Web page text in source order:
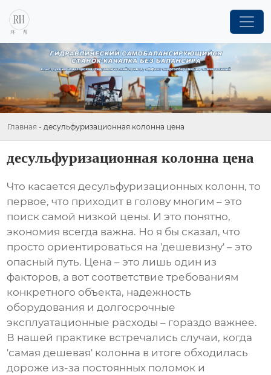
Главная - десульфуризационная колонна цена
десульфуризационная колонна цена
Что касаетсядесульфуризационных колонн, то
первое, что приходит в голову многим – это
поиск самой низкой цены. И это понятно,
экономия всегда важна. Но я бы сказал, что
просто ориентироваться на 'дешевизну' – это
опасный путь. Цена – это лишь один из
факторов, а вот соответствие требованиям
конкретного объекта, надежность
оборудования и долгосрочные
эксплуатационные расходы – гораздо важнее.
В нашей практике встречались случаи, когда
'самая дешевая' колонна в итоге обходилась
дороже из-за постоянных поломок и